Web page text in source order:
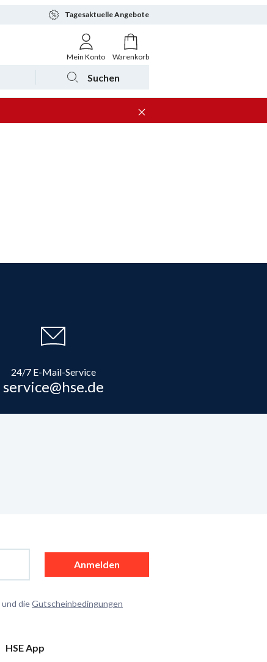
Tagesaktuelle Angebote
Mein Konto Warenkorb
Suchen
24/7 E-Mail-Service
service@hse.de
Anmelden
und dieGutscheinbedingungen
HSE App